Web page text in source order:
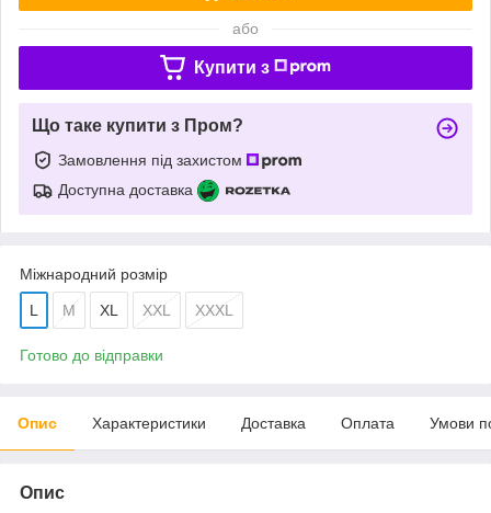
або
Купити з
Що таке купити з Пром?
Замовлення під захистом
Доступна доставка
Міжнародний розмір
L M XL XXL XXXL
Готово до відправки
Опис Характеристики Доставка Оплата Умови
Опис